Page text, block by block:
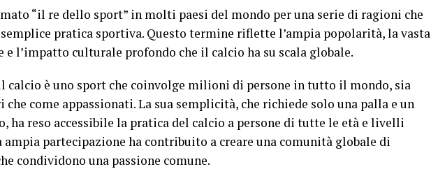
“il re dello sport” in molti paesi del mondo per una serie di ragioni che
pratica sportiva. Questo termine riflette l’ampia popolarità, la vasta
e l’impatto culturale profondo che il calcio ha su scala globale.
è uno sport che coinvolge milioni di persone in tutto il mondo, sia
che come appassionati. La sua semplicità, che richiede solo una palla e un
ha reso accessibile la pratica del calcio a persone di tutte le età e livelli
ampia partecipazione ha contribuito a creare una comunità globale di
condividono una passione comune.